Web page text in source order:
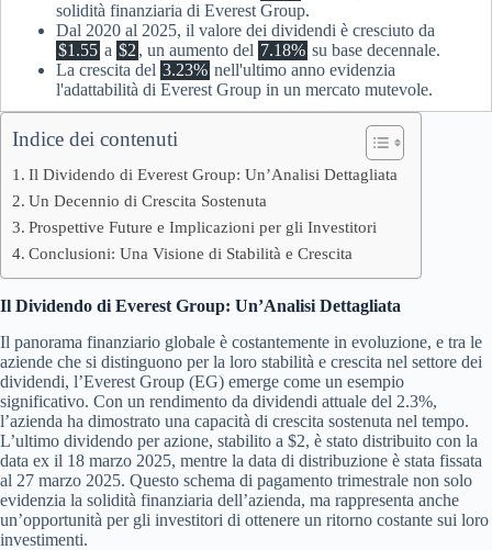
solidità finanziaria di Everest Group.
Dal 2020 al 2025, il valore dei dividendi è cresciuto da
$1.55 a $2 , un aumento del 7.18% su base decennale.
La crescita del 3.23% nell'ultimo anno evidenzia
l'adattabilità di Everest Group in un mercato mutevole.
Indice dei contenuti
Il Dividendo di Everest Group: Un’Analisi Dettagliata
Un Decennio di Crescita Sostenuta
Prospettive Future e Implicazioni per gli Investitori
Conclusioni: Una Visione di Stabilità e Crescita
Il Dividendo di Everest Group: Un’Analisi Dettagliata
Il panorama finanziario globale è costantemente in evoluzione, e tra le
aziende che si distinguono per la loro stabilità e crescita nel settore dei
dividendi, l’Everest Group (EG) emerge come un esempio
significativo. Con un rendimento da dividendi attuale del 2.3%,
l’azienda ha dimostrato una capacità di crescita sostenuta nel tempo.
L’ultimo dividendo per azione, stabilito a $2, è stato distribuito con la
data ex il 18 marzo 2025, mentre la data di distribuzione è stata fissata
al 27 marzo 2025. Questo schema di pagamento trimestrale non solo
evidenzia la solidità finanziaria dell’azienda, ma rappresenta anche
un’opportunità per gli investitori di ottenere un ritorno costante sui loro
investimenti.